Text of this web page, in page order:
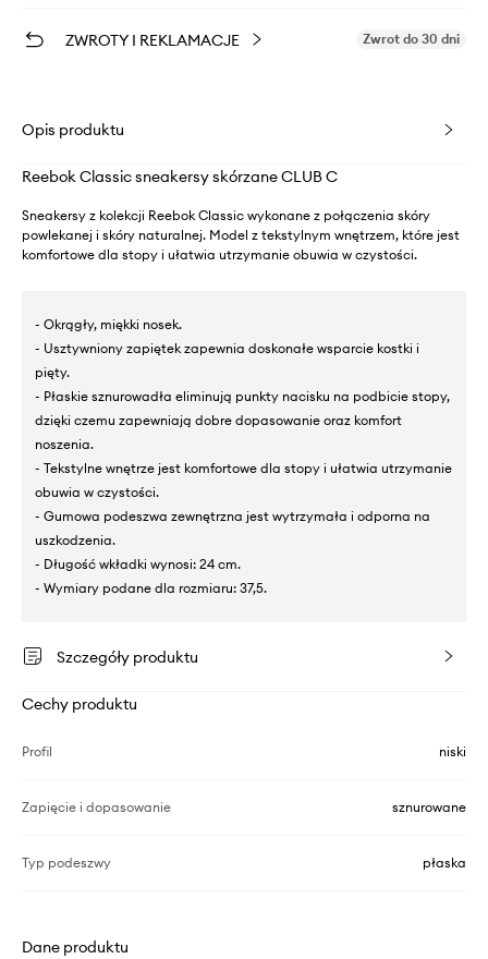
ZWROTY I REKLAMACJE Zwrot do 30 dni
Opis produktu
Reebok Classic sneakersy skórzane CLUB C
Sneakersy z kolekcji Reebok Classic wykonane z połączenia skóry
powlekanej i skóry naturalnej. Model z tekstylnym wnętrzem, które jest
komfortowe dla stopy i ułatwia utrzymanie obuwia w czystości.
- Okrągły, miękki nosek.
- Usztywniony zapiętek zapewnia doskonałe wsparcie kostki i
pięty.
- Płaskie sznurowadła eliminują punkty nacisku na podbicie stopy,
dzięki czemu zapewniają dobre dopasowanie oraz komfort
noszenia.
- Tekstylne wnętrze jest komfortowe dla stopy i ułatwia utrzymanie
obuwia w czystości.
- Gumowa podeszwa zewnętrzna jest wytrzymała i odporna na
uszkodzenia.
- Długość wkładki wynosi: 24 cm.
- Wymiary podane dla rozmiaru: 37,5.
Szczegóły produktu
Cechy produktu
Profil niski
Zapięcie i dopasowanie sznurowane
Typ podeszwy płaska
Dane produktu